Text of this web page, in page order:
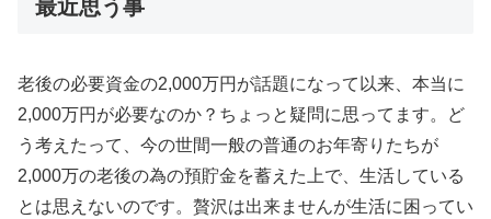
最近思う事
老後の必要資金の2,000万円が話題になって以来、本当に
2,000万円が必要なのか？ちょっと疑問に思ってます。ど
う考えたって、今の世間一般の普通のお年寄りたちが
2,000万の老後の為の預貯金を蓄えた上で、生活している
とは思えないのです。贅沢は出来ませんが生活に困ってい